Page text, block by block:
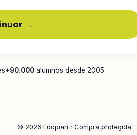
→
+90.000alumnos desde 2005
© 2026 Loopian · Compra protegida ·